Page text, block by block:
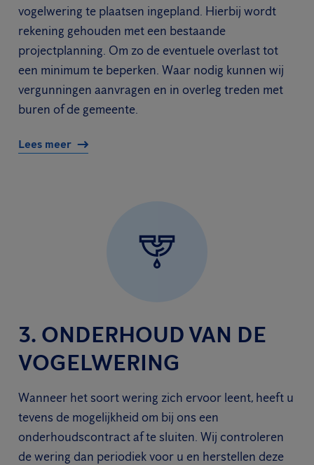
vogelwering te plaatsen ingepland. Hierbij wordt
rekening gehouden met een bestaande
projectplanning. Om zo de eventuele overlast tot
een minimum te beperken. Waar nodig kunnen wij
vergunningen aanvragen en in overleg treden met
buren of de gemeente.
Lees meer
3. ONDERHOUD VAN DE
VOGELWERING
Wanneer het soort wering zich ervoor leent, heeft u
tevens de mogelijkheid om bij ons een
onderhoudscontract af te sluiten. Wij controleren
de wering dan periodiek voor u en herstellen deze